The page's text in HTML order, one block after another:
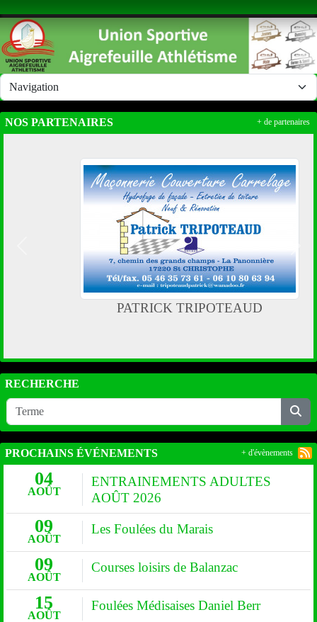
NOS PARTENAIRES
PATRICK TRIPOTEAUD
+ de partenaires
RECHERCHE
PROCHAINS ÉVÉNEMENTS
04
AOÛT
ENTRAINEMENTS ADULTES
AOÛT 2026
09
AOÛT
Les Foulées du Marais
09
AOÛT
Courses loisirs de Balanzac
15
AOÛT
Foulées Médisaises Daniel Berr
+ d'évènements